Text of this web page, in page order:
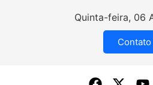
Quinta-feira, 06
Contato